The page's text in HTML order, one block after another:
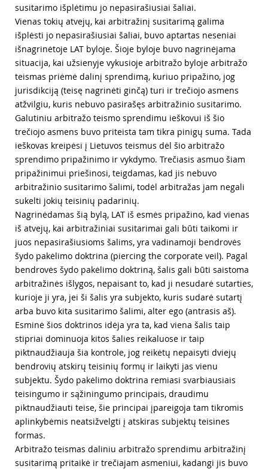
susitarimo išplėtimu jo nepasirašiusiai šaliai.
Vienas tokių atvejų, kai arbitražinį susitarimą galima
išplėsti jo nepasirašiusiai šaliai, buvo aptartas neseniai
išnagrinėtoje LAT byloje. Šioje byloje buvo nagrinėjama
situacija, kai užsienyje vykusioje arbitražo byloje arbitražo
teismas priėmė dalinį sprendimą, kuriuo pripažino, jog
jurisdikciją (teisę nagrinėti ginčą) turi ir trečiojo asmens
atžvilgiu, kuris nebuvo pasirašęs arbitražinio susitarimo.
Galutiniu arbitražo teismo sprendimu ieškovui iš šio
trečiojo asmens buvo priteista tam tikra pinigų suma. Tada
ieškovas kreipėsi į Lietuvos teismus dėl šio arbitražo
sprendimo pripažinimo ir vykdymo. Trečiasis asmuo šiam
pripažinimui priešinosi, teigdamas, kad jis nebuvo
arbitražinio susitarimo šalimi, todėl arbitražas jam negali
sukelti jokių teisinių padarinių.
Nagrinėdamas šią bylą, LAT iš esmės pripažino, kad vienas
iš atvejų, kai arbitražiniai susitarimai gali būti taikomi ir
juos nepasirašiusioms šalims, yra vadinamoji bendrovės
šydo pakėlimo doktrina (piercing the corporate veil). Pagal
bendrovės šydo pakėlimo doktriną, šalis gali būti saistoma
arbitražinės išlygos, nepaisant to, kad ji nesudarė sutarties,
kurioje ji yra, jei ši šalis yra subjekto, kuris sudarė sutartį
arba buvo kita susitarimo šalimi, alter ego (antrasis aš).
Esminė šios doktrinos idėja yra ta, kad viena šalis taip
stipriai dominuoja kitos šalies reikaluose ir taip
piktnaudžiauja šia kontrole, jog reikėtų nepaisyti dviejų
bendrovių atskirų teisinių formų ir laikyti jas vienu
subjektu. Šydo pakėlimo doktrina remiasi svarbiausiais
teisingumo ir sąžiningumo principais, draudimu
piktnaudžiauti teise, šie principai įpareigoja tam tikromis
aplinkybėmis neatsižvelgti į atskiras subjektų teisines
formas.
Arbitražo teismas daliniu arbitražo sprendimu arbitražinį
susitarimą pritaikė ir trečiajam asmeniui, kadangi jis buvo